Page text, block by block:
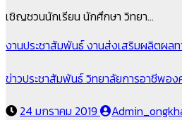
เชิญชวนนักเรียน นักศึกษา วิทยา…
งานประชาสัมพันธ์งานส่งเสริมผลิตผลท
ข่าวประชาสัมพันธ์ วิทยาลัยการอาชีพอ
24 มกราคม 2019